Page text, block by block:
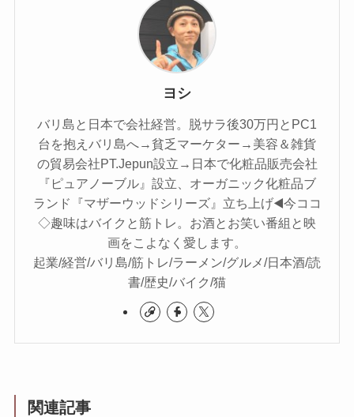
ヨシ
バリ島と日本で会社経営。脱サラ後30万円とPC1
台を抱えバリ島へ→貧乏マーケター→美容＆雑貨
の貿易会社PT.Jepun設立→日本で化粧品販売会社
『ピュアノーブル』設立、オーガニック化粧品ブ
ランド『マザーウッドシリーズ』立ち上げ◀️今ココ
◇趣味はバイクと筋トレ。お酒とお笑い番組と映
画をこよなく愛します。
起業/経営/バリ島/筋トレ/ラーメン/グルメ/日本酒/読
書/歴史/バイク/猫
関連記事